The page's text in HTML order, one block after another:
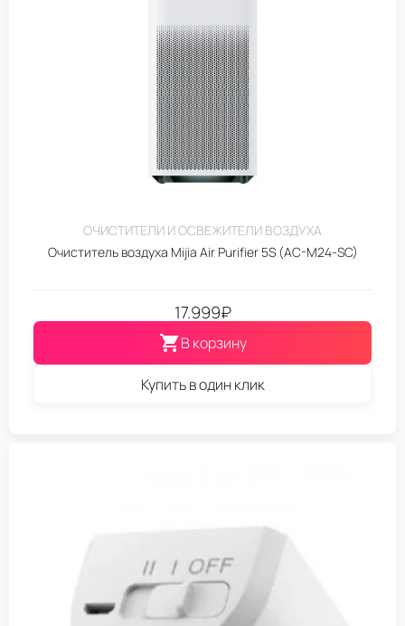
ОЧИСТИТЕЛИ И ОСВЕЖИТЕЛИ ВОЗДУХА
Очиститель воздуха Mijia Air Purifier 5S (AC-M24-SC)
17.999₽
В корзину
Купить в один клик